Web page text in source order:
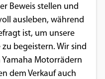
Beweis stellen und
ausleben, während
ist, um unsere
begeistern. Wir sind
Motorrädern
dem Verkauf auch